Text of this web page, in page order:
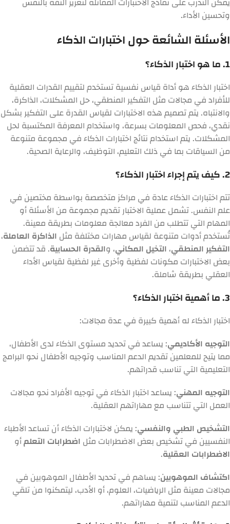
وتحسين الأداء.
الأسئلة الشائعة حول اختبارات الذكاء
1. ما هو اختبار الذكاء؟
اختبار الذكاء هو أداة قياس نفسية تستخدم لتقييم القدرات العقلية
للأفراد في مجالات مثل التفكير المنطقي، حل المشكلات، الذاكرة،
والانتباه. يتم تصميم هذه الاختبارات لقياس القدرة على التفكير بشكل
نقدي، فحص المعلومات بسرعة، واستخدام المعرفة المكتسبة لحل
المشكلات. يتم استخدام نتائج اختبارات الذكاء في مجموعة متنوعة
من السياقات بما في ذلك التعليم، التوظيف، والرعاية الصحية.
2. كيف يتم إجراء اختبار الذكاء؟
تتم اختبارات الذكاء عادة في مراكز متخصصة بواسطة مختصين في
علم النفس. تشمل عملية الاختبار تقديم مجموعة من الأسئلة أو
المهام التي تتطلب من الفرد معالجة معلومات بطريقة معينة.
تُستخدم أدوات متنوعة لقياس مهارات مختلفة مثل الذاكرة العاملة،
التفكير المنطقي، التخيل المكاني، والقدرة الحسابية. قد تتضمن
بعض الاختبارات مكونات لفظية وأخرى غير لفظية لقياس الأداء
العقلي بطريقة شاملة.
3. ما أهمية اختبار الذكاء؟
اختبار الذكاء له أهمية كبيرة في عدة مجالات:
التوجيه الأكاديمي: يساعد في تحديد مستوى الذكاء لدى الأطفال،
مما يتيح للمعلمين تقديم الدعم المناسب وتوجيه الأطفال نحو البرامج
التعليمية التي تناسب قدراتهم.
التوجيه المهني: يساعد اختبار الذكاء في توجيه الأفراد نحو مجالات
العمل التي تتناسب مع مهاراتهم العقلية.
التشخيص الطبي والنفسي: يمكن لاختبارات الذكاء أن تساعد الأطباء
النفسيين في تشخيص بعض الاضطرابات مثل اضطرابات التعلمأو
الاضطرابات العقلية.
اكتشاف الموهوبين: يساهم في تحديد الأطفال الموهوبين في
مجالات معينة مثل الرياضيات، العلوم، أو الأدب، ليتمكنوا من تلقي
الدعم المناسب لتنمية مهاراتهم.